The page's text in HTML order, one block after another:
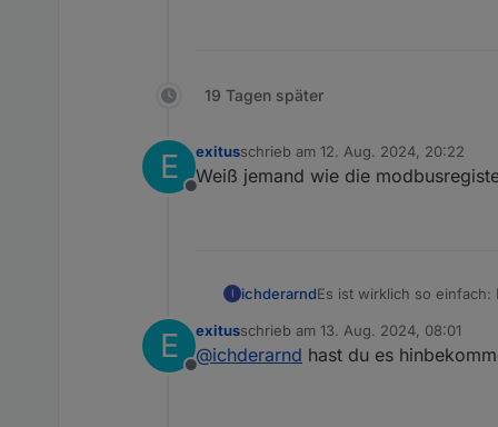
19 Tagen später
E
Offline
exitusschrieb am 12. Aug. 2024, 20:22
zuletzt editiert von
Weiß jemand wie die
I ichderarndEs ist wirklich so einfach:
Dann von einem LAN-
und an A und B des
E
Offline
exitusschrieb am 13. Aug. 2024, 08:01
zuletzt editiert von
@ichderarnd hast du es